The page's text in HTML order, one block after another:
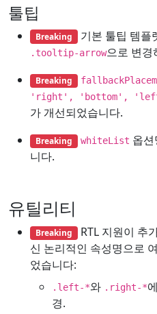
툴팁
Breaking 기본 툴팁 템플
.tooltip-arrow으로 변경
Breaking
'right', 'bottom',
가 개선되었습니다.
Breaking whiteList 옵션
니다.
유틸리티
Breaking RTL 지원이 추
신 논리적인 속성명으로
었습니다:
.left-*와 .right-*
경.